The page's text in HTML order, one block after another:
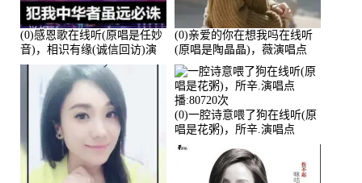
(0)感恩歌在线听(原唱是任妙
音)，相识有缘(诚信回访)演
唱点播:161288次
(0)亲爱的你在想我吗在线听
(原唱是陶晶晶)，薇演唱点
播:159722次
(0)一腔诗意喂了狗在线听(原
唱是花粥)，所辛.演唱点
播:80720次